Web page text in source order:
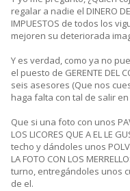
regalar a nadie el DINERO
IMPUESTOS de todos los
mejoren su deteriorada
Y es verdad, como ya no
el puesto de GERENTE DEL
seis asesores (Que nos
haga falta con tal de salir
Que si una foto con unos
LOS LICORES QUE A EL LE
techo y dándoles unos
LA FOTO CON LOS
turno, entregándoles unos
de el.